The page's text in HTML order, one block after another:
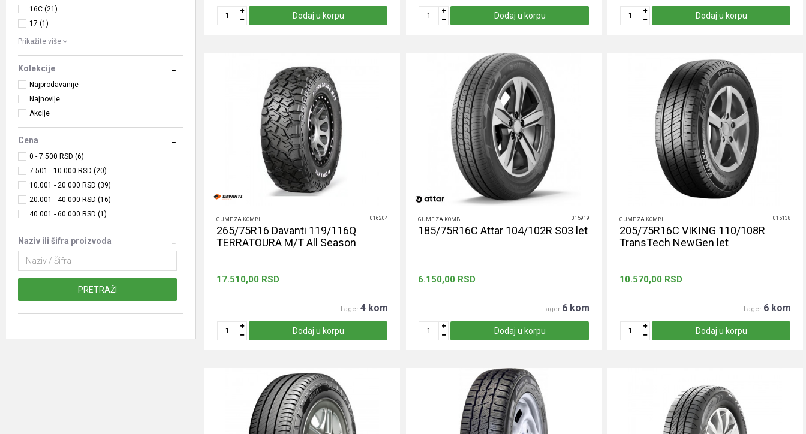
16C (21)
17 (1)
Prikažite više
Kolekcije
Najprodavanije
Najnovije
Akcije
Cena
0 - 7.500 RSD (6)
7.501 - 10.000 RSD (20)
10.001 - 20.000 RSD (39)
20.001 - 40.000 RSD (16)
40.001 - 60.000 RSD (1)
Naziv ili šifra proizvoda
PRETRAŽI
Dodaj u korpu Dodaj u korpu Dodaj u korpu
GUME ZA KOMBI 016204
265/75R16 Davanti 119/116Q
TERRATOURA M/T All Season
17.510,00 RSD
Lager 4 kom
Dodaj u korpu
GUME ZA KOMBI 015919
185/75R16C Attar 104/102R S03 let
6.150,00 RSD
Lager 6 kom
Dodaj u korpu
GUME ZA KOMBI 015138
205/75R16C VIKING 110/108R
TransTech NewGen let
10.570,00 RSD
Lager 6 kom
Dodaj u korpu